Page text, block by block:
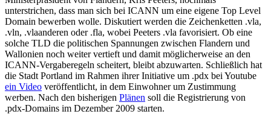
unterstrichen, dass man sich bei ICANN um eine eigene Top Level
Domain bewerben wolle. Diskutiert werden die Zeichenketten .vla,
.vln, .vlaanderen oder .fla, wobei Peeters .vla favorisiert. Ob eine
solche TLD die politischen Spannungen zwischen Flandern und
Wallonien noch weiter vertieft und damit möglicherweise an den
ICANN-Vergaberegeln scheitert, bleibt abzuwarten. Schließlich hat
die Stadt Portland im Rahmen ihrer Initiative um .pdx bei Youtube
ein Video veröffentlicht, in dem Einwohner um Zustimmung
werben. Nach den bisherigen Plänen soll die Registrierung von
.pdx-Domains im Dezember 2009 starten.